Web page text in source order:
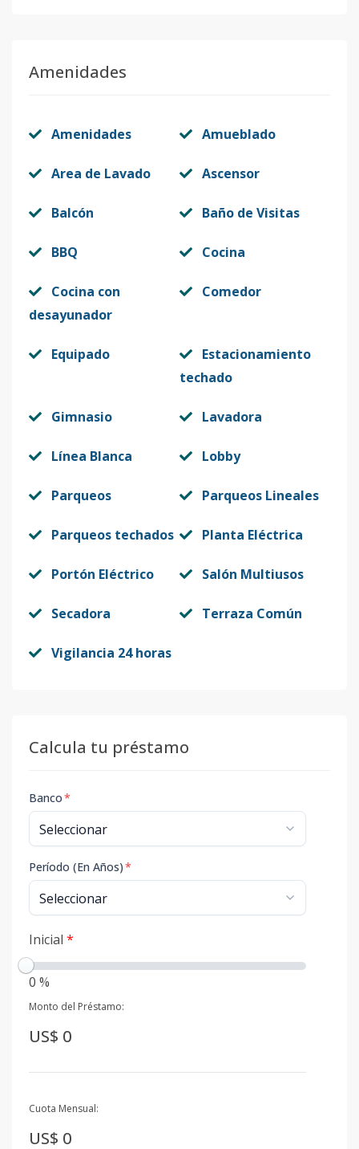
Amenidades
Amenidades Amueblado
Area de Lavado Ascensor
Balcón Baño de Visitas
BBQ Cocina
Cocina con
desayunador
Comedor
Equipado
Estacionamiento
techado
Gimnasio Lavadora
Línea Blanca Lobby
Parqueos Parqueos Lineales
Parqueos techados Planta Eléctrica
Portón Eléctrico Salón Multiusos
Secadora Terraza Común
Vigilancia 24 horas
Calcula tu préstamo
Banco*
Período (En Años)*
Inicial *
0 %
Monto del Préstamo:
US$ 0
Cuota Mensual:
US$ 0